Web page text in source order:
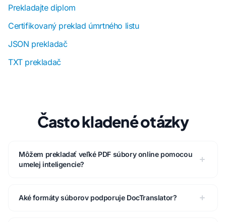
Prekladajte diplom
Certifikovaný preklad úmrtného listu
JSON prekladač
TXT prekladač
Často kladené otázky
Môžem prekladať veľké PDF súbory online pomocou
umelej inteligencie?
Aké formáty súborov podporuje DocTranslator?